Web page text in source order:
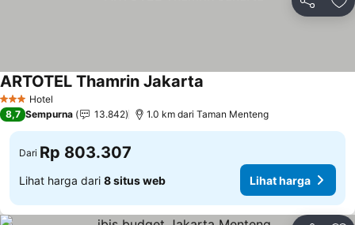
Bagikan
3 BintangHotel
ARTOTEL Thamrin Jakarta
8,7 Sempurna 13.842 1.0 km dari Taman Menteng
Dari Rp 803.307
Lihat harga dari 8 situs web Lihat harga